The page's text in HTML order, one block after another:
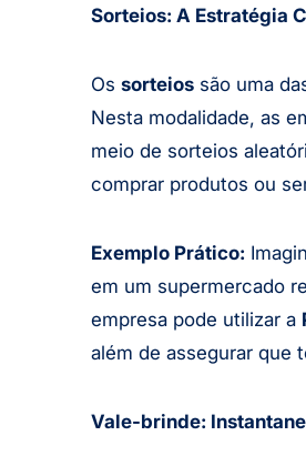
Sorteios: A Estratégia
Os sorteios são uma
Nesta modalidade, as
meio de sorteios
comprar produtos ou
Exemplo Prático:
em um supermercado
empresa pode utilizar a
além de assegurar que
Vale-brinde: